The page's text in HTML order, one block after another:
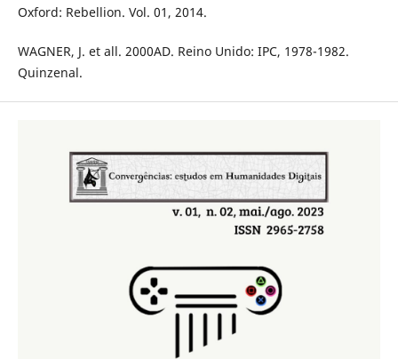
Oxford: Rebellion. Vol. 01, 2014.
WAGNER, J. et all. 2000AD. Reino Unido: IPC, 1978-1982.
Quinzenal.